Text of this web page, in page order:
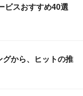
ビスおすすめ40選
から、ヒットの推